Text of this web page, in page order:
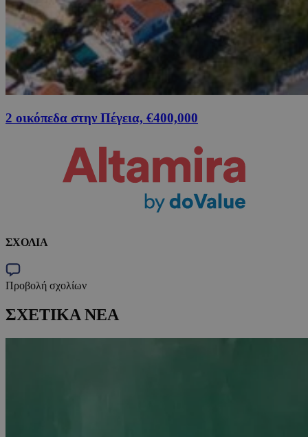
2 οικόπεδα στην Πέγεια, €400,000
ΣΧΟΛΙΑ
Προβολή σχολίων
ΣΧΕΤΙΚΑ ΝΕΑ